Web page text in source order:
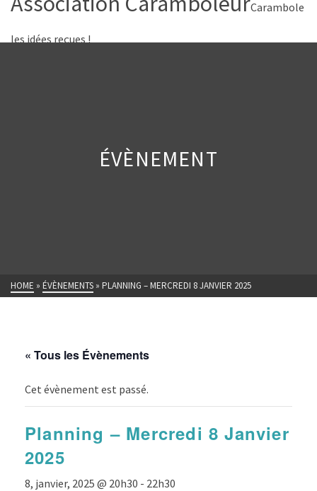
Carambole
les idées reçues !
ÉVÈNEMENT
HOME » ÉVÈNEMENTS » PLANNING – MERCREDI 8 JANVIER 2025
« Tous les Évènements
Cet évènement est passé.
Planning – Mercredi 8 Janvier
2025
8, janvier, 2025 @ 20h30 - 22h30